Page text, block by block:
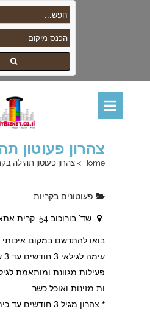
צהרון פעוטון
Home
> צהרון פעוטון תהילה
פעוטונים בקריות
שד' בורוכוב 54, קרית אתא
בואו להתרשם במקום איכותי
עימה לגילאי 3 חודשים עד 3 שנים.
פעילות מגוונת ומותאמת
ות מזינות ואוכל כשר.
* צהרון מגיל 3